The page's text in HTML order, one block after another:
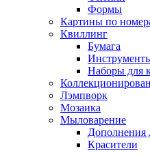
Формы
Картины по
Квиллинг
Бумага
Наборы для
Лэмпворк
Мозаика
Мыловарение
Дополнения
Красители